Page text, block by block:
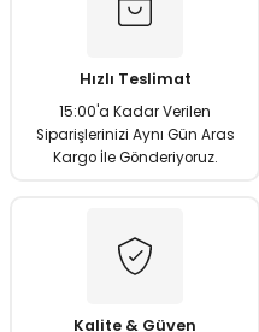
Ürün resmi kalitesiz,
Ürün fiyatı diğer sitelerden
Bu ürüne benzer farklı
Hızlı Teslimat
15:00'a Kadar Verilen
Siparişlerinizi Aynı Gün Aras
Kargo İle Gönderiyoruz.
Kalite & Güven